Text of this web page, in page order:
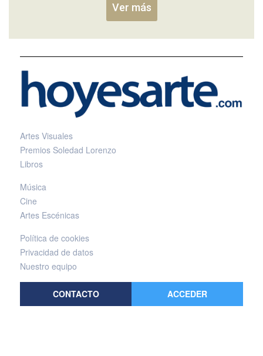
Ver más
Artes Visuales
Premios Soledad Lorenzo
Libros
Música
Cine
Artes Escénicas
Política de cookies
Privacidad de datos
Nuestro equipo
CONTACTO ACCEDER